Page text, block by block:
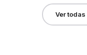
Ver